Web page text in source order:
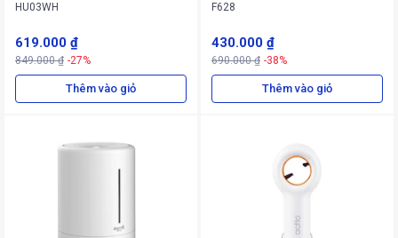
HU03WH
619.000 ₫
849.000 ₫ -27%
Thêm vào giỏ
F628
430.000 ₫
690.000 ₫ -38%
Thêm vào giỏ